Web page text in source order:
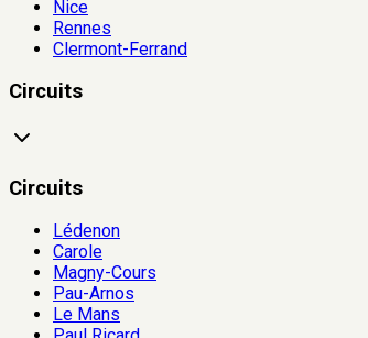
Nice
Rennes
Clermont-Ferrand
Circuits
Circuits
Lédenon
Carole
Magny-Cours
Pau-Arnos
Le Mans